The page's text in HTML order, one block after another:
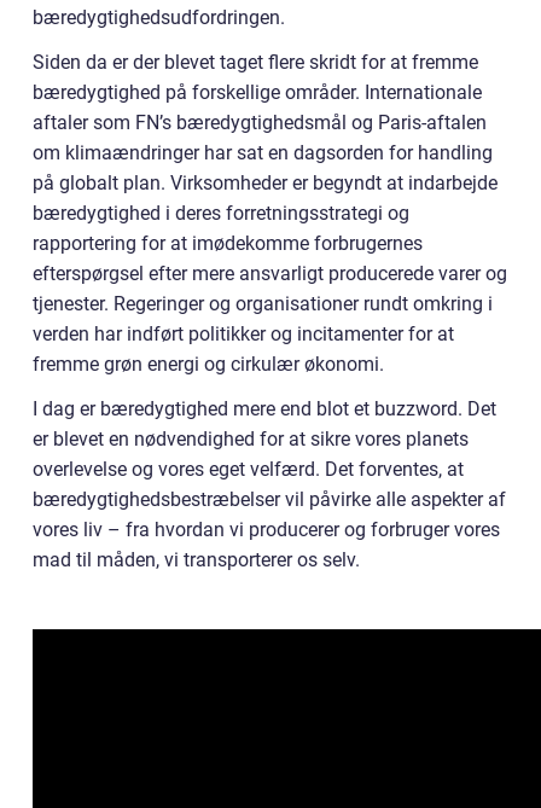
bæredygtighedsudfordringen.
Siden da er der blevet taget flere skridt for at fremme
bæredygtighed på forskellige områder. Internationale
aftaler som FN’s bæredygtighedsmål og Paris-aftalen
om klimaændringer har sat en dagsorden for handling
på globalt plan. Virksomheder er begyndt at indarbejde
bæredygtighed i deres forretningsstrategi og
rapportering for at imødekomme forbrugernes
efterspørgsel efter mere ansvarligt producerede varer og
tjenester. Regeringer og organisationer rundt omkring i
verden har indført politikker og incitamenter for at
fremme grøn energi og cirkulær økonomi.
I dag er bæredygtighed mere end blot et buzzword. Det
er blevet en nødvendighed for at sikre vores planets
overlevelse og vores eget velfærd. Det forventes, at
bæredygtighedsbestræbelser vil påvirke alle aspekter af
vores liv – fra hvordan vi producerer og forbruger vores
mad til måden, vi transporterer os selv.